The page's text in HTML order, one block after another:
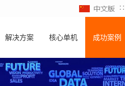
∷
解决方案 核心单机 成功案例